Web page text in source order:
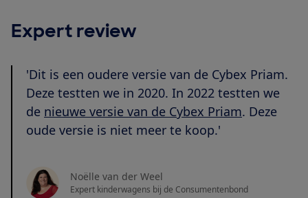
Expert review
'Dit is een oudere versie van de Cybex Priam.
Deze testten we in 2020. In 2022 testten we
de nieuwe versie van de Cybex Priam. Deze
oude versie is niet meer te koop.'
Noëlle van der Weel
Expert kinderwagens bij de Consumentenbond